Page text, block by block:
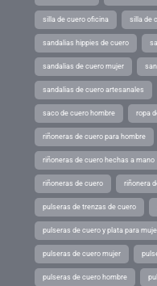
silla de cuero oficina silla de
sandalias hippies de cuero
sandalias de cuero mujer
sandalias de cuero artesanales
saco de cuero hombre ropa
riñoneras de cuero para hombre
riñoneras de cuero hechas a mano
riñoneras de cuero riñonera
pulseras de trenzas de cuero
pulseras de cuero y plata para
pulseras de cuero mujer
pulseras de cuero hombre